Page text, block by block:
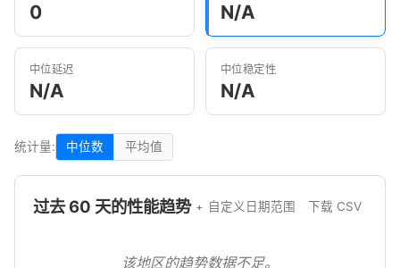
0 N/A
中位延迟
N/A
中位稳定性
N/A
统计量: 中位数 平均值
过去 60 天的性能趋势 自定义日期范围 下载 CSV
该地区的趋势数据不足。